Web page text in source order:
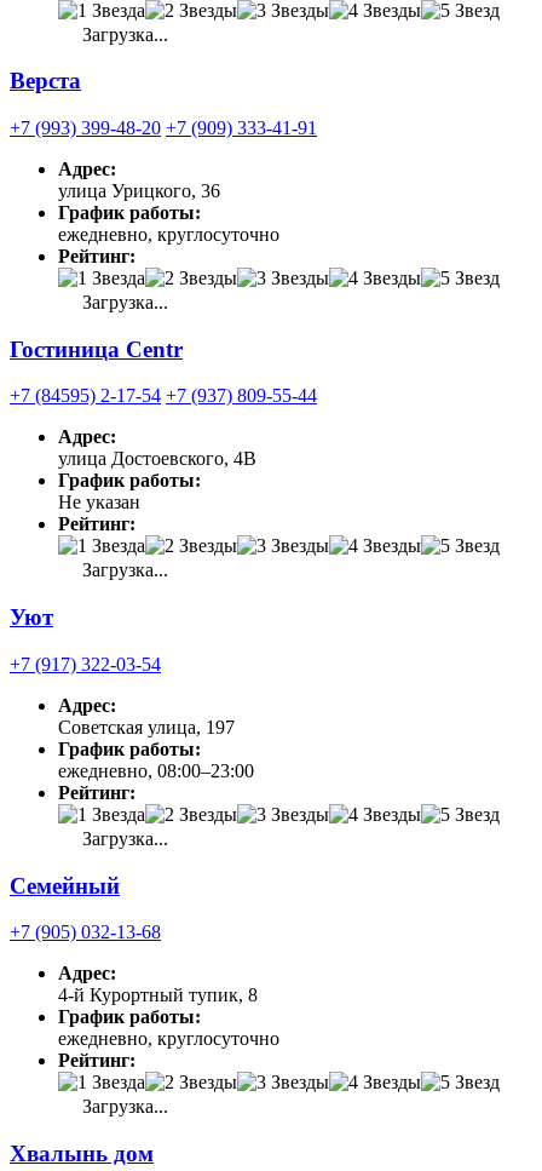
Загрузка...
Верста
+7 (993) 399-48-20 +7 (909) 333-41-91
Адрес:
улица Урицкого, 36
График работы:
ежедневно, круглосуточно
Рейтинг:
Загрузка...
Гостиница Centr
+7 (84595) 2-17-54 +7 (937) 809-55-44
Адрес:
улица Достоевского, 4В
График работы:
Не указан
Рейтинг:
Загрузка...
Уют
+7 (917) 322-03-54
Адрес:
Советская улица, 197
График работы:
ежедневно, 08:00–23:00
Рейтинг:
Загрузка...
Семейный
+7 (905) 032-13-68
Адрес:
4-й Курортный тупик, 8
График работы:
ежедневно, круглосуточно
Рейтинг:
Загрузка...
Хвалынь дом